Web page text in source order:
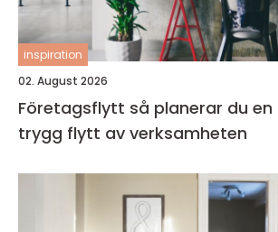
inspiration
02. August 2026
Företagsflytt så planerar du en smidig och
trygg flytt av verksamheten